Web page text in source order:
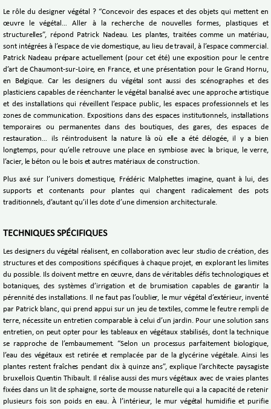
Le rôle du designer végétal ? “Concevoir des espaces et des objets qui mettent en
œuvre le végétal… Aller à la recherche de nouvelles formes, plastiques et
structurelles”, répond Patrick Nadeau. Les plantes, traitées comme un matériau,
sont intégrées à l’espace de vie domestique, au lieu de travail, à l’espace commercial.
Patrick Nadeau prépare actuellement (pour cet été) une exposition pour le centre
d’art de Chaumont-sur-Loire, en France, et une présentation pour le Grand Hornu,
en Belgique. Car les designers du végétal sont aussi des scénographes et des
plasticiens capables de réenchanter le végétal banalisé avec une approche artistique
et des installations qui réveillent l’espace public, les espaces professionnels et les
zones de communication. Expositions dans des espaces institutionnels, installations
temporaires ou permanentes dans des boutiques, des gares, des espaces de
restauration… ils réintroduisent la nature là où elle a été délogée, il y a bien
longtemps, pour qu’elle retrouve une place en symbiose avec la brique, le verre,
l’acier, le béton ou le bois et autres matériaux de construction.
Plus axé sur l’univers domestique, Frédéric Malphettes imagine, quant à lui, des
supports et contenants pour plantes qui changent radicalement des pots
traditionnels, d’autant qu’il les dote d’une dimension architecturale.
TECHNIQUES SPÉCIFIQUES
Les designers du végétal réalisent, en collaboration avec leur studio de création, des
structures et des compositions spécifiques à chaque projet, en explorant les limites
du possible. Ils doivent mettre en œuvre, dans de véritables défis technologiques et
botaniques, des systèmes d’irrigation et de brumisation capables de garantir la
pérennité des installations. Il ne faut pas l’oublier, le mur végétal d’extérieur, inventé
par Patrick blanc, qui prend appui sur un jeu de textiles, comme le feutre rempli de
terre, nécessite un entretien comparable à celui d’un jardin. Pour une solution sans
entretien, on peut opter pour les tableaux en végétaux stabilisés, dont la technique
se rapproche de l’embaumement. “Selon un processus parfaitement biologique,
l’eau des végétaux est retirée et remplacée par de la glycérine végétale. Ainsi les
plantes restent fraîches pendant dix à quinze ans”, explique l’architecte paysagiste
bruxellois Quentin Thibault. Il réalise aussi des murs végétaux avec de vraies plantes
fixées dans un lit de sphaigne, sorte de mousse naturelle qui a la capacité de retenir
plusieurs fois son poids en eau. À l’intérieur, le mur végétal humidifie et purifie